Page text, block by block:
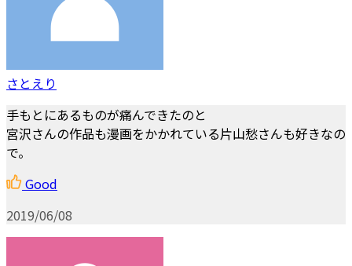
さとえり
手もとにあるものが痛んできたのと
宮沢さんの作品も漫画をかかれている片山愁さんも好きなの
で。
Good
2019/06/08